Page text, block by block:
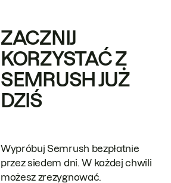
ZACZNIJ
KORZYSTAĆ Z
SEMRUSH JUŻ
DZIŚ
Wypróbuj Semrush bezpłatnie
przez siedem dni. W każdej chwili
możesz zrezygnować.